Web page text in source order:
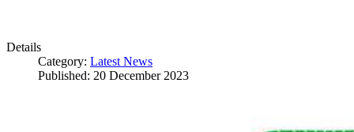
Details
Category: Latest News
Published: 20 December 2023